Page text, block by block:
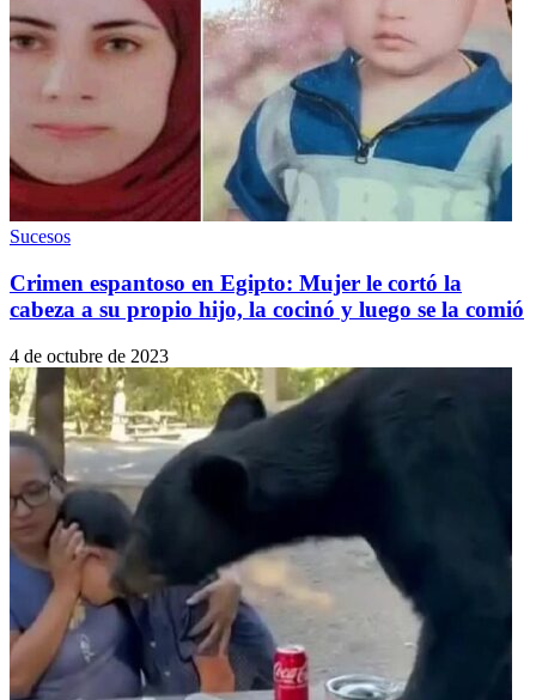
Sucesos
Crimen espantoso en Egipto: Mujer le cortó la
cabeza a su propio hijo, la cocinó y luego se la comió
4 de octubre de 2023